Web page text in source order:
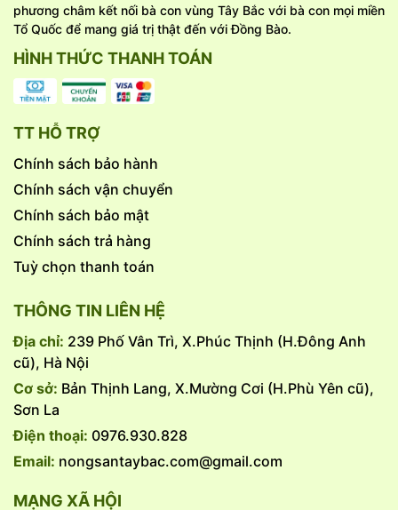
phương châm kết nối bà con vùng Tây Bắc với bà con mọi miền
Tổ Quốc để mang giá trị thật đến với Đồng Bào.
HÌNH THỨC THANH TOÁN
TT HỖ TRỢ
Chính sách bảo hành
Chính sách vận chuyển
Chính sách bảo mật
Chính sách trả hàng
Tuỳ chọn thanh toán
THÔNG TIN LIÊN HỆ
Địa chỉ: 239 Phố Vân Trì, X.Phúc Thịnh (H.Đông Anh
cũ), Hà Nội
Cơ sở: Bản Thịnh Lang, X.Mường Cơi (H.Phù Yên cũ),
Sơn La
Điện thoại: 0976.930.828
Email: nongsantaybac.com@gmail.com
MẠNG XÃ HỘI